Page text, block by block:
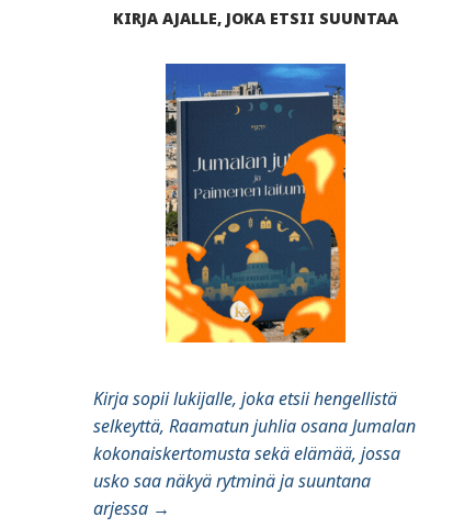
KIRJA AJALLE, JOKA ETSII SUUNTAA
Kirja sopii lukijalle, joka etsii hengellistä
selkeyttä, Raamatun juhlia osana Jumalan
kokonaiskertomusta sekä elämää, jossa
usko saa näkyä rytminä ja suuntana
arjessa →